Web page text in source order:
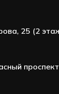
25 (2